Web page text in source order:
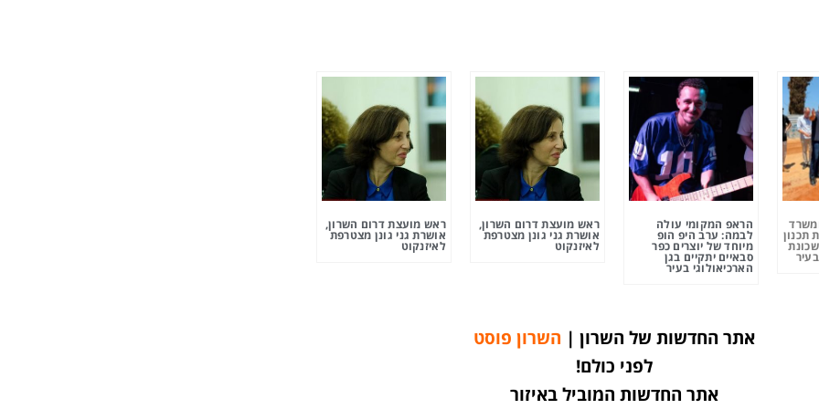
תכנון
הראפ המקומי עולה
לבמה: ערב היפ הופ
מיוחד של יוצרים כפר
סבאיים יתקיים בגן
הארכיאולוגי בעיר
ראש מועצת דרום השרון,
אושרת גני גונן מצטרפת
לאיזנקוט
ראש מועצת דרום השרון,
אושרת גני גונן מצטרפת
לאיזנקוט
אתר החדשות של השרון | השרון פוסט
לפני כולם!
אתר החדשות המוביל באיזור